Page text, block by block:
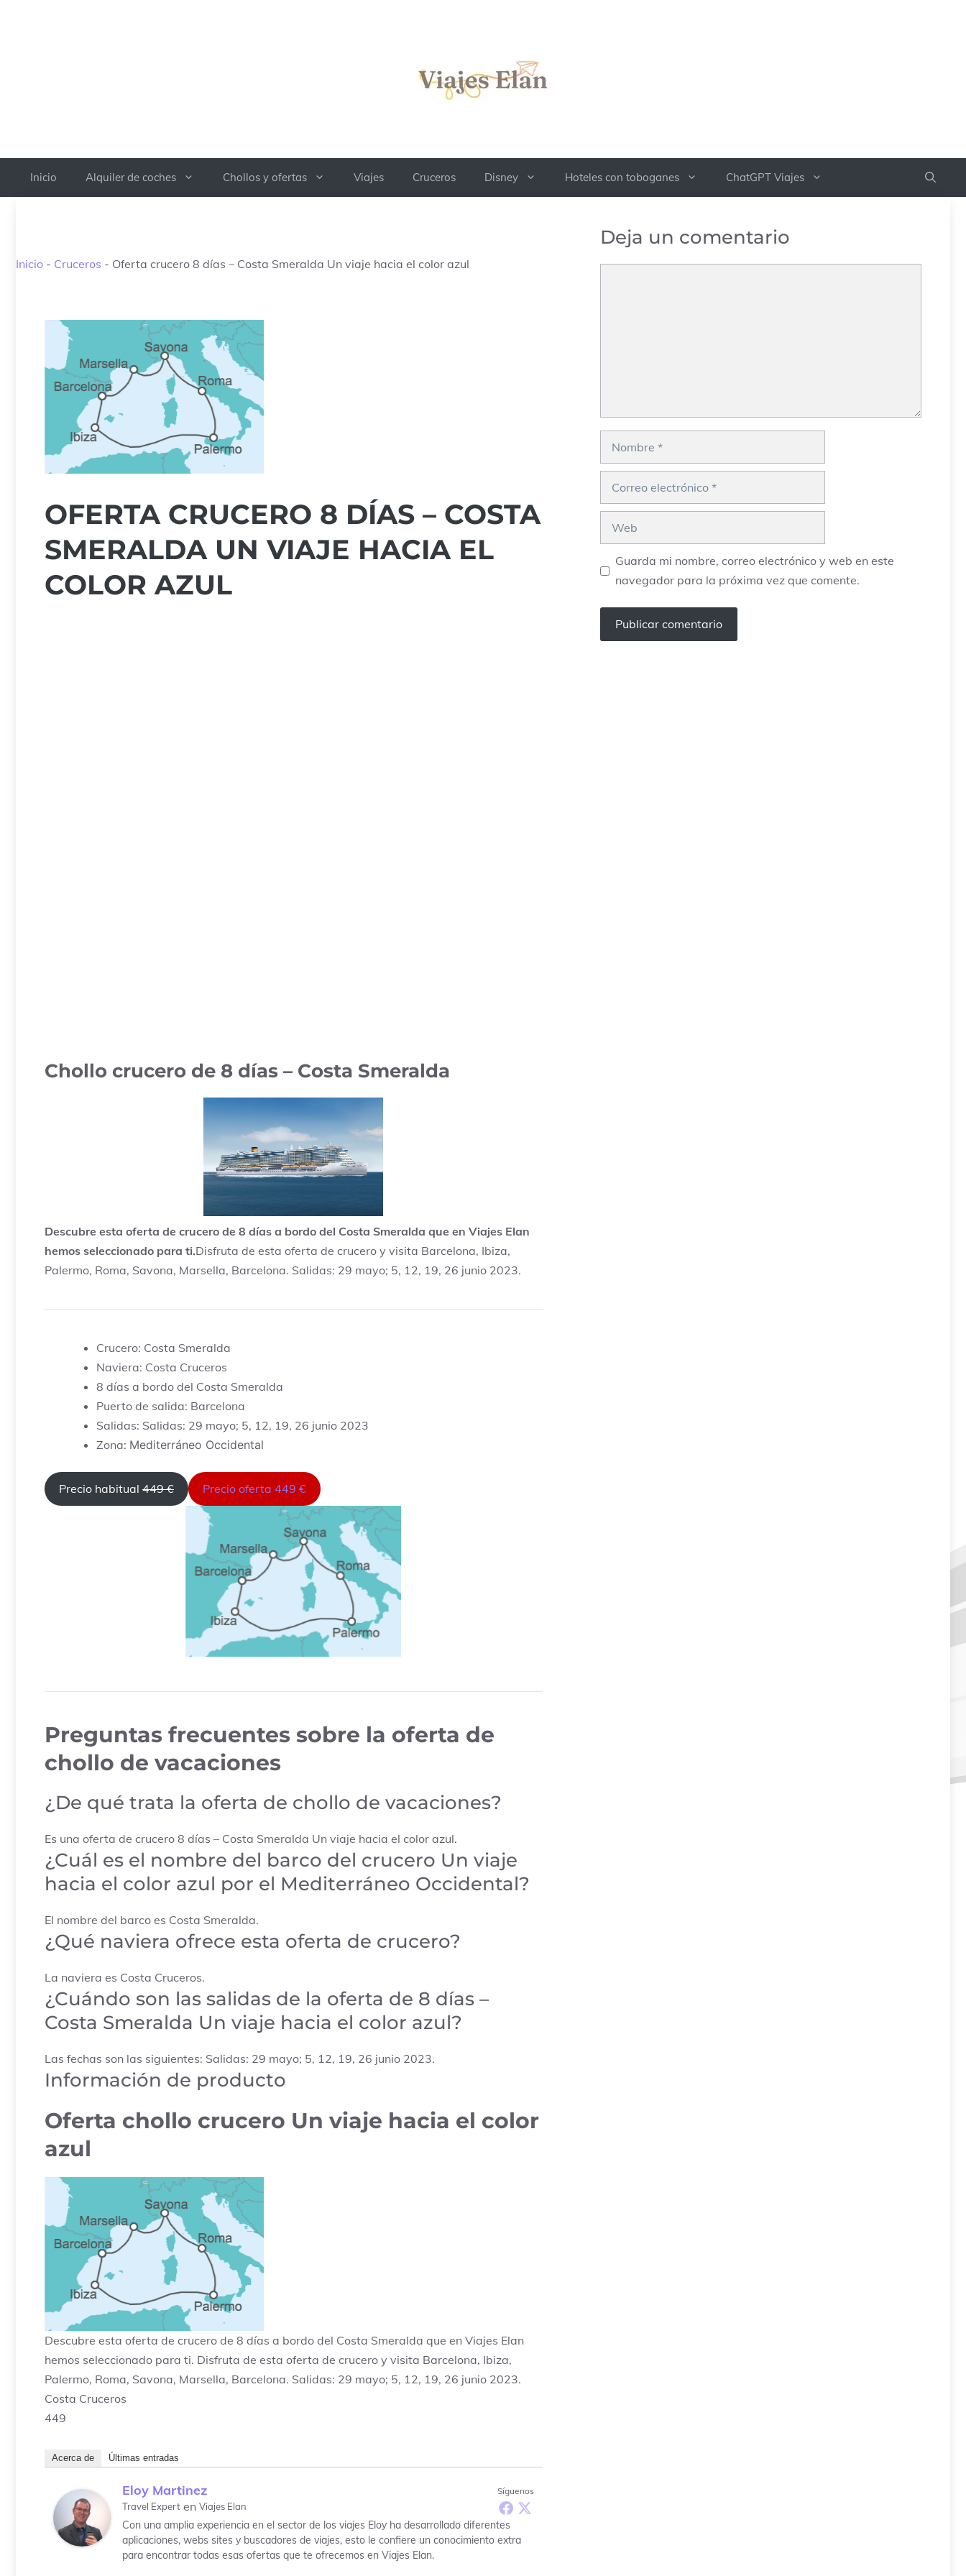
Inicio Alquiler de coches Chollos y ofertas Viajes Cruceros Disney Hoteles con toboganes ChatGPT Viajes
Inicio - Cruceros - Oferta crucero 8 días – Costa Smeralda Un viaje hacia el color azul
OFERTA CRUCERO 8 DÍAS – COSTA
SMERALDA UN VIAJE HACIA EL
COLOR AZUL
Chollo crucero de 8 días – Costa Smeralda
Descubre esta oferta de crucero de 8 días a bordo del Costa Smeralda que en Viajes Elan
hemos seleccionado para ti.Disfruta de esta oferta de crucero y visita Barcelona, Ibiza,
Palermo, Roma, Savona, Marsella, Barcelona. Salidas: 29 mayo; 5, 12, 19, 26 junio 2023.
Crucero: Costa Smeralda
Naviera: Costa Cruceros
8 días a bordo del Costa Smeralda
Puerto de salida: Barcelona
Salidas: Salidas: 29 mayo; 5, 12, 19, 26 junio 2023
Zona: Mediterráneo Occidental
Precio habitual 449 € Precio oferta 449 €
Preguntas frecuentes sobre la oferta de
chollo de vacaciones
¿De qué trata la oferta de chollo de vacaciones?
Es una oferta de crucero 8 días – Costa Smeralda Un viaje hacia el color azul.
¿Cuál es el nombre del barco del crucero Un viaje
hacia el color azul por el Mediterráneo Occidental?
El nombre del barco es Costa Smeralda.
¿Qué naviera ofrece esta oferta de crucero?
La naviera es Costa Cruceros.
¿Cuándo son las salidas de la oferta de 8 días –
Costa Smeralda Un viaje hacia el color azul?
Las fechas son las siguientes: Salidas: 29 mayo; 5, 12, 19, 26 junio 2023.
Información de producto
Oferta chollo crucero Un viaje hacia el color
azul
Descubre esta oferta de crucero de 8 días a bordo del Costa Smeralda que en Viajes Elan
hemos seleccionado para ti. Disfruta de esta oferta de crucero y visita Barcelona, Ibiza,
Palermo, Roma, Savona, Marsella, Barcelona. Salidas: 29 mayo; 5, 12, 19, 26 junio 2023.
Costa Cruceros
449
Acerca de Últimas entradas
Síguenos
Eloy Martinez
Travel Expert en Viajes Elan
Con una amplia experiencia en el sector de los viajes Eloy ha desarrollado diferentes
aplicaciones, webs sites y buscadores de viajes, esto le confiere un conocimiento extra
para encontrar todas esas ofertas que te ofrecemos en Viajes Elan.
Deja un comentario
Guarda mi nombre, correo electrónico y web en este
navegador para la próxima vez que comente.